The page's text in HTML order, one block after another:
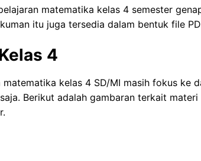
matematika kelas 4 semester
itu juga tersedia dalam bentuk file
4
kelas 4 SD/MI masih fokus ke
Berikut adalah gambaran terkait materi